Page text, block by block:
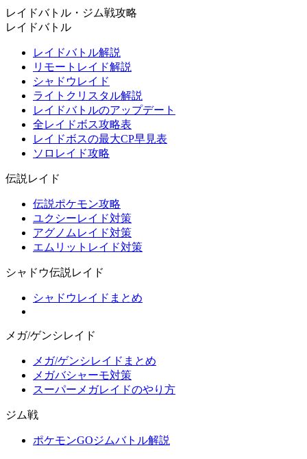
レイドバトル・ジム戦攻略
レイドバトル
レイドバトル解説
リモートレイド解説
シャドウレイド
ライトクリスタル解説
レイドバトルのアップデート
全レイドボス攻略表
レイドボスの最大CP早見表
ソロレイド攻略
伝説レイド
伝説ポケモン攻略
ユクシーレイド対策
アグノムレイド対策
エムリットレイド対策
シャドウ伝説レイド
シャドウレイドまとめ
メガ/ゲンシレイド
メガ/ゲンシレイドまとめ
メガバシャーモ対策
スーパーメガレイドのやり方
ジム戦
ポケモンGOジムバトル解説